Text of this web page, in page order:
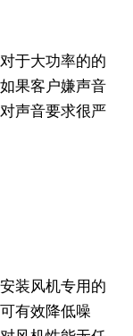
于大功率的的
果客户嫌声音
声音要求很严
装风机专用的
有效降低噪